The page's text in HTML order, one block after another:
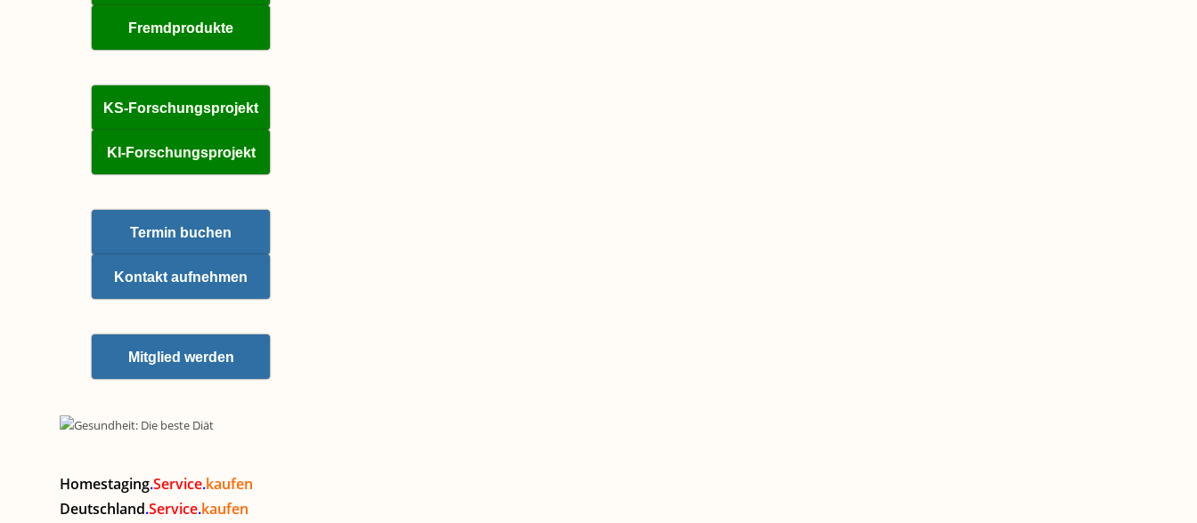
Fremdprodukte
KS-Forschungsprojekt
KI-Forschungsprojekt
Termin buchen
Kontakt aufnehmen
Mitglied werden
Homestaging.Service.kaufen
Deutschland.Service.kaufen